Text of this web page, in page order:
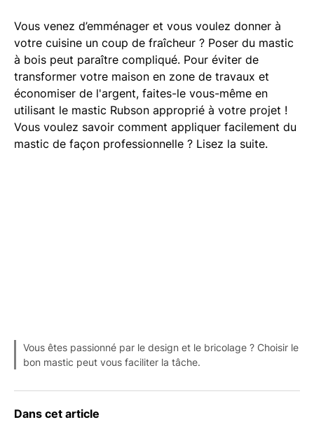
Vous venez d’emménager et vous voulez donner à
votre cuisine un coup de fraîcheur ? Poser du mastic
à bois peut paraître compliqué. Pour éviter de
transformer votre maison en zone de travaux et
économiser de l'argent, faites-le vous-même en
utilisant le mastic Rubson approprié à votre projet !
Vous voulez savoir comment appliquer facilement du
mastic de façon professionnelle ? Lisez la suite.
Vous êtes passionné par le design et le bricolage ? Choisir le
bon mastic peut vous faciliter la tâche.
Dans cet article